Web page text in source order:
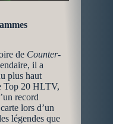
de Counter-
il a
plus haut
Top 20 HLTV,
record
lors d’un
légendes que